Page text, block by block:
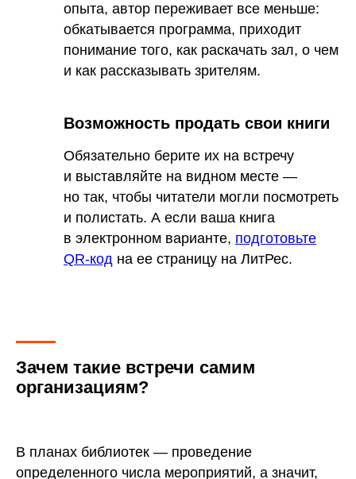
опыта, автор переживает все меньше:
обкатывается программа, приходит
понимание того, как раскачать зал, о чем
и как рассказывать зрителям.
Возможность продать свои книги
Обязательно берите их на встречу
и выставляйте на видном месте —
но так, чтобы читатели могли посмотреть
и полистать. А если ваша книга
в электронном варианте, подготовьте
QR-код на ее страницу на ЛитРес.
Зачем такие встречи самим
организациям?
В планах библиотек — проведение
определенного числа мероприятий, а значит,